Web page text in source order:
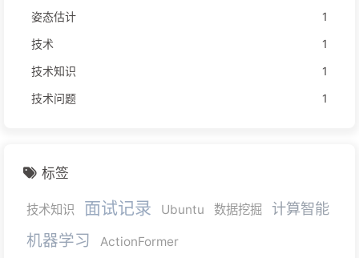
姿态估计
1
技术
1
技术知识
1
技术问题
1
标签
技术知识 面试记录 Ubuntu 数据挖掘 计算智能
机器学习
ActionFormer